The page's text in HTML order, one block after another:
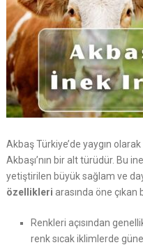
Akbaş Türkiye’de yaygın
Akbaşı’nın bir alt türüdür. Bu
yetiştirilen büyük sağlam ve
özellikleri arasında öne
Renkleri açısından
renk sıcak iklimlerde